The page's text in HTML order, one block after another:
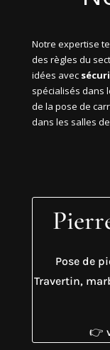
Notre expertise
des règles du
idées avec
spécialisés dans
de la pose de
dans les salles
Pose de
Travertin,
👉